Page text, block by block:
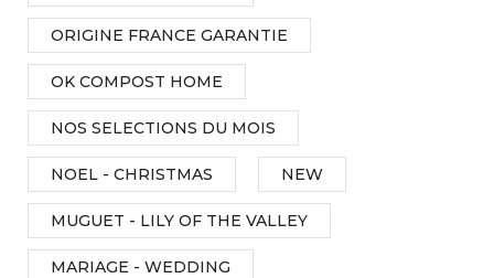
ORIGINE FRANCE GARANTIE
OK COMPOST HOME
NOS SELECTIONS DU MOIS
NOEL - CHRISTMAS NEW
MUGUET - LILY OF THE VALLEY
MARIAGE - WEDDING